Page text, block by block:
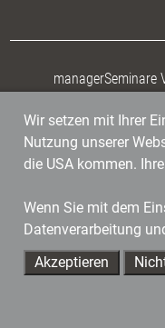
managerSeminare
Wir setzen mit Ihrer
Nutzung unserer
die USA kommen.
Wenn Sie mit dem
Datenverarbeitung
Akzeptieren